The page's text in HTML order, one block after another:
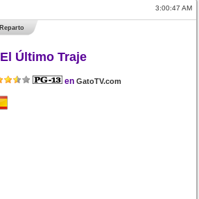
3:00:47 AM
Reparto
El Último Traje
en GatoTV.com